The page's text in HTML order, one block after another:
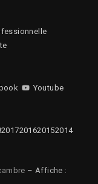
Youtube
2017201620152014
– Affiche :